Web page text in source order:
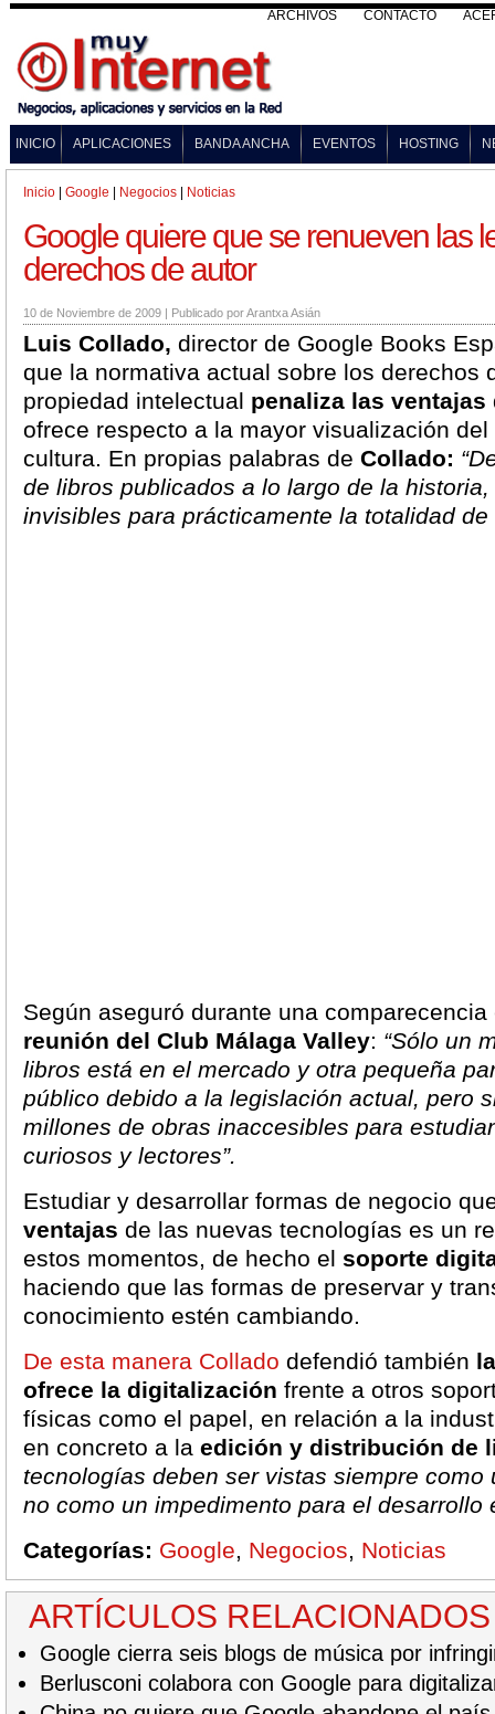
ARCHIVOS CONTACTO
INICIO APLICACIONES BANDA ANCHA EVENTOS HOSTING
Inicio Google Negocios Noticias
Google quiere que se renueven las
derechos de autor
10 de Noviembre de 2009 | Publicado porArantxa Asián
Luis Collado, director de Google Books
que la normativa actual sobre los derechos
propiedad intelectual penaliza las ventajas
ofrece respecto a la mayor visualización
cultura. En propias palabras de Collado:
de libros publicados a lo largo de la
invisibles para prácticamente la totalidad de
Según aseguró durante una
reunión del Club Málaga Valley: “Sólo un
libros está en el mercado y otra pequeña
público debido a la legislación actual, pero
millones de obras inaccesibles para
curiosos y lectores”.
Estudiar y desarrollar formas de negocio
ventajas de las nuevas tecnologías es un
estos momentos, de hecho el soporte
haciendo que las formas de preservar y
conocimiento estén cambiando.
De esta manera Collado defendió también
ofrece la digitalización frente a otros
físicas como el papel, en relación a la
en concreto a la edición y distribución de
tecnologías deben ser vistas siempre como
no como un impedimento para el desarrollo
Categorías: Google, Negocios, Noticias
ARTÍCULOS RELACIONADOS
Google cierra seis blogs de música por
Berlusconi colabora con Google para